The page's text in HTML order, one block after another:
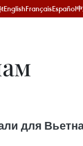
EnglishFrançaisEspañol
для